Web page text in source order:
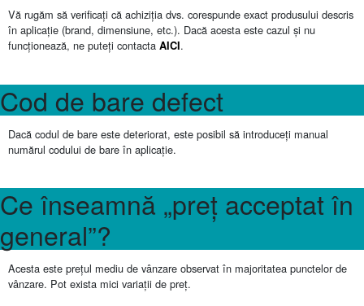
Vă rugăm să verificați că achiziția dvs. corespunde exact produsului descris
în aplicație (brand, dimensiune, etc.). Dacă acesta este cazul și nu
funcționează, ne puteți contacta AICI.
Cod de bare defect
Dacă codul de bare este deteriorat, este posibil să introduceți manual
numărul codului de bare în aplicație.
Ce înseamnă „preț acceptat în
general”?
Acesta este prețul mediu de vânzare observat în majoritatea punctelor de
vânzare. Pot exista mici variații de preț.